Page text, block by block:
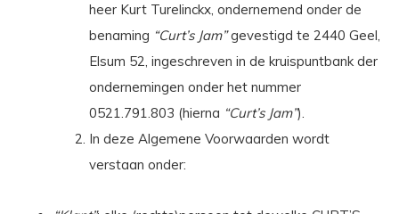
heer Kurt Turelinckx, ondernemend onder de
benaming “Curt’s Jam”gevestigd te 2440 Geel,
Elsum 52, ingeschreven in de kruispuntbank der
ondernemingen onder het nummer
0521.791.803 (hierna “Curt’s Jam”).
In deze Algemene Voorwaarden wordt
verstaan onder: